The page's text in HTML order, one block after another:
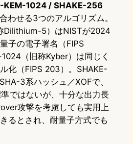
KEM-1024 / SHAKE-256
わせる3つのアルゴリズム。
Dilithium-5）はNISTが2024
子の電子署名（FIPS
（旧称Kyber）は同じく
化（FIPS 203）。SHAKE-
3系ハッシュ／XOFで、
ではないが、十分な出力長
攻撃を考慮しても実用上
るとされ、耐量子方式でも